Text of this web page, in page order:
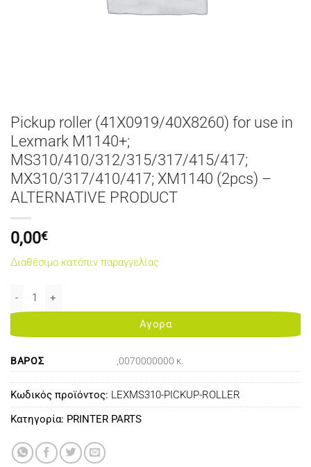
Pickup roller (41X0919/40X8260) for use in
Lexmark M1140+;
MS310/410/312/315/317/415/417;
MX310/317/410/417; XM1140 (2pcs) –
ALTERNATIVE PRODUCT
0,00€
Διαθέσιμο κατόπιν παραγγελίας
Pickup roller (41X0919/40X8260) for use in Lexmark M1140+;
Αγορα
ΒΆΡΟΣ ,0070000000 κ.
Κωδικός προϊόντος: LEXMS310-PICKUP-ROLLER
Κατηγορία: PRINTER PARTS